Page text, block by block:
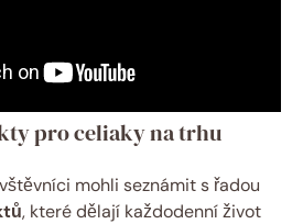
pro celiaky na trhu
mohli seznámit ⁤s řadou
, které dělají každodenní život